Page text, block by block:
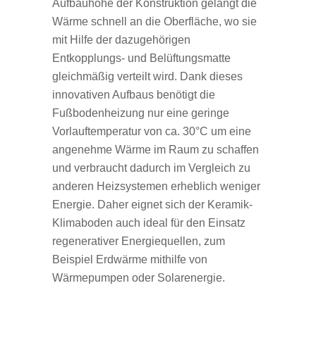
Aufbauhöhe der Konstruktion gelangt die
Wärme schnell an die Oberfläche, wo sie
mit Hilfe der dazugehörigen
Entkopplungs- und Belüftungsmatte
gleichmäßig verteilt wird. Dank dieses
innovativen Aufbaus benötigt die
Fußbodenheizung nur eine geringe
Vorlauftemperatur von ca. 30°C um eine
angenehme Wärme im Raum zu schaffen
und verbraucht dadurch im Vergleich zu
anderen Heizsystemen erheblich weniger
Energie. Daher eignet sich der Keramik-
Klimaboden auch ideal für den Einsatz
regenerativer Energiequellen, zum
Beispiel Erdwärme mithilfe von
Wärmepumpen oder Solarenergie.